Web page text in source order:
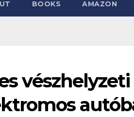
BOOKS AMAZON